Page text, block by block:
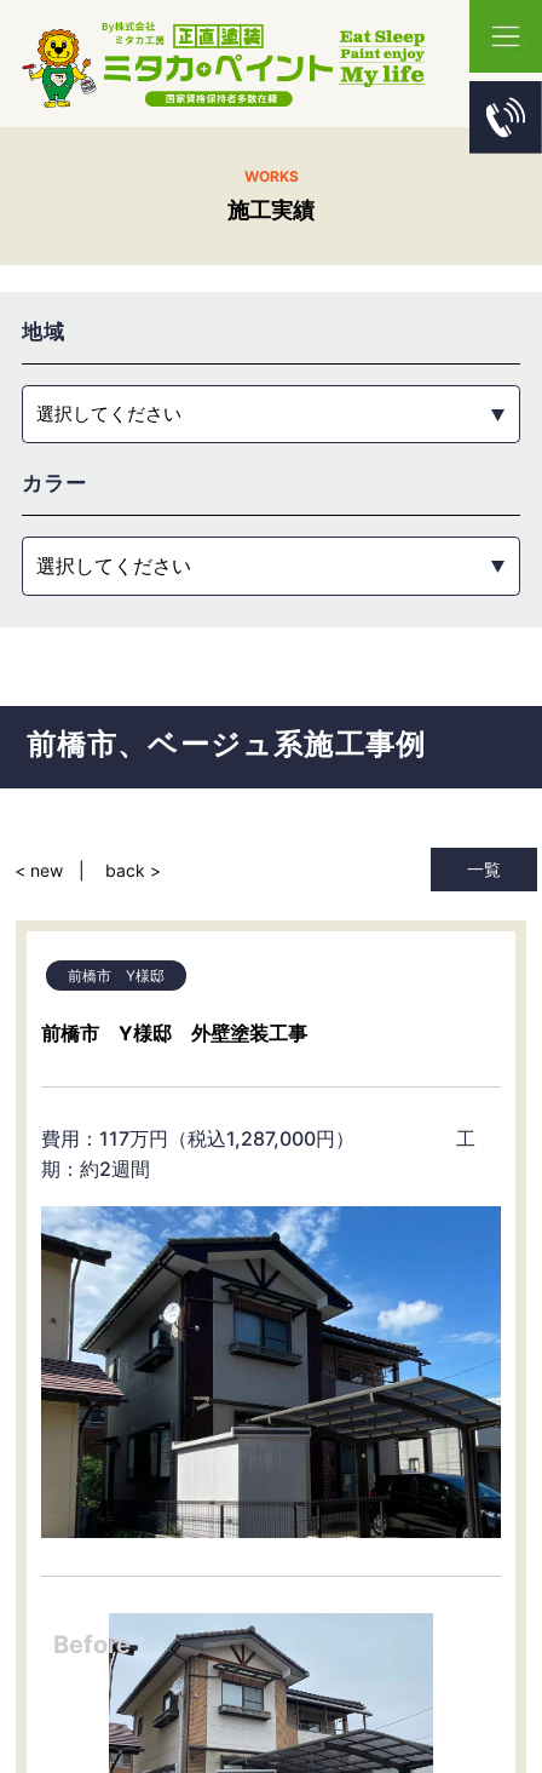
WORKS
施工実績
地域
選択してください
カラー
選択してください
前橋市 ベージュ系施工事例
一覧
< new back >
前橋市 Y様邸
前橋市 Y様邸 外壁塗装工事
費用：117万円（税込1,287,000円） 工
期：約2週間